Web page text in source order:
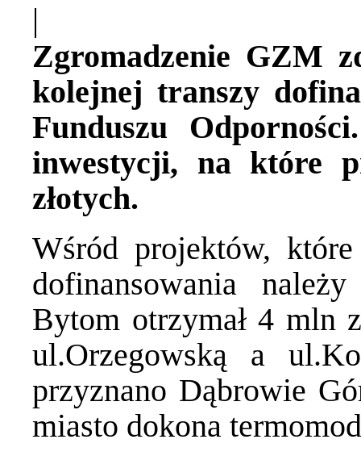
|
Zgromadzenie GZM
kolejnej transzy
Funduszu
inwestycji, na które
złotych.
Wśród projektów,
dofinansowania
Bytom otrzymał 4 mln
ul.Orzegowską a
przyznano Dąbrowie
miasto dokona